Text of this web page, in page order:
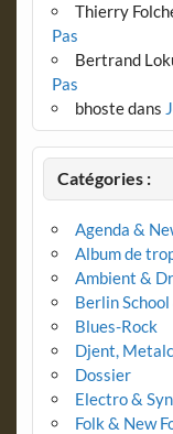
Thierry
Pas
Bertrand
Pas
bhostedans
Catégories :
Agenda &
Album de
Ambient &
Berlin
Blues-Rock
Djent,
Dossier
Electro &
Folk & New